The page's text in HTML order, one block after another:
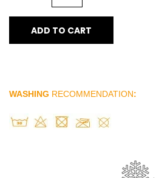
ADD TO CART
WASHING RECOMMENDATION: